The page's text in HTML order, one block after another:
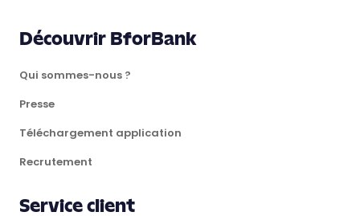
Découvrir BforBank
Qui sommes-nous ?
Presse
Téléchargement application
Recrutement
Service client